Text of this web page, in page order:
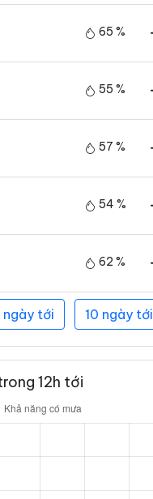
65 %
55 %
57 %
54 %
62 %
ngày tới 10 ngày tới
12h tới